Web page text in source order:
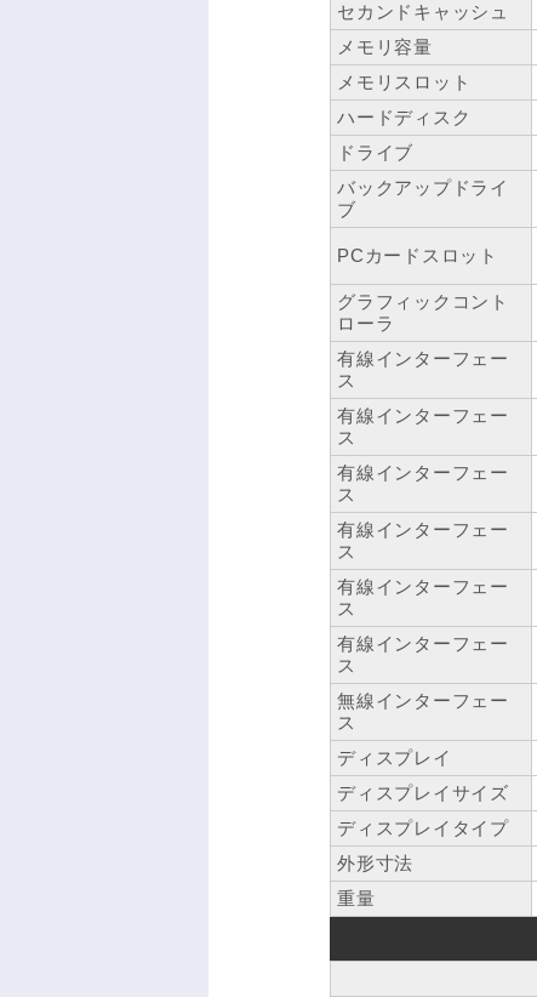
セカンドキャッシュ
メモリ容量
メモリスロット
ハードディスク
ドライブ
バックアップドライ
ブ
PCカードスロット
グラフィックコント
ローラ
有線インターフェー
ス
有線インターフェー
ス
有線インターフェー
ス
有線インターフェー
ス
有線インターフェー
ス
有線インターフェー
ス
無線インターフェー
ス
ディスプレイ
ディスプレイサイズ
ディスプレイタイプ
外形寸法
重量